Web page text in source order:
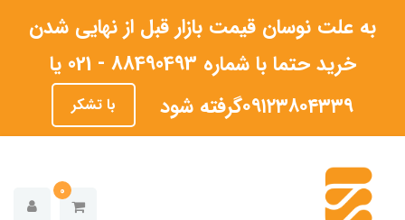
به علت نوسان قیمت بازار قبل از نهایی شدن
خرید حتما با شماره 88490493 - 021 یا
۰۹۱۲۳۸۰۴۳۳۹گرفته شود
با تشکر
0